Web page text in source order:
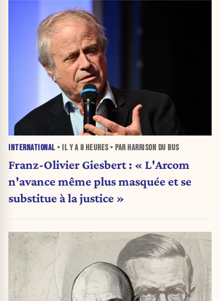
INTERNATIONAL • IL Y A 8 HEURES• PAR HARRISON DU BUS
Franz-Olivier Giesbert : « L'Arcom
n'avance même plus masquée et se
substitue à la justice »